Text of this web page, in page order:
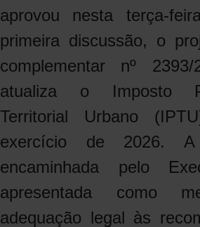
aprovou nesta terça-
primeira discussão, o
complementar nº
atualiza o Imposto
Territorial Urbano
exercício de 2026. A
encaminhada pelo
apresentada como
adequação legal às